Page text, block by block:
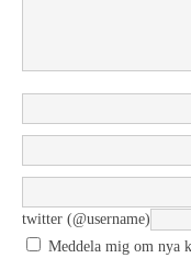
twitter (@username)
Meddela mig om nya